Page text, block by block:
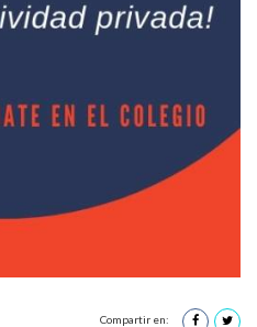
Compartir en: